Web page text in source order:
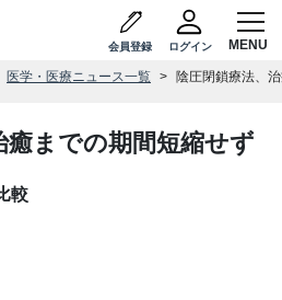
会員登録 ログイン
医学・医療ニュース一覧 陰圧閉鎖療法、
癒までの期間短縮せず
較